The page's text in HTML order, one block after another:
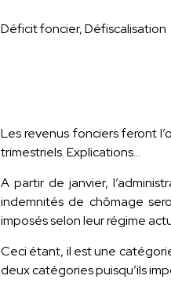
Déficit foncier, Défiscalisation
Les revenus fonciers feront
trimestriels. Explications…
A partir de janvier,
indemnités de chômage
imposés selon leur régime
Ceci étant, il est une
deux catégories puisqu’ils